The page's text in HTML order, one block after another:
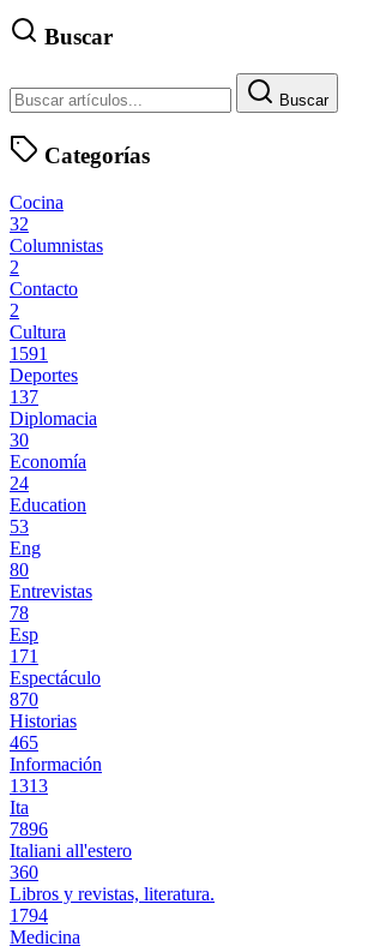
Buscar
Buscar
Categorías
Cocina
32
Columnistas
2
Contacto
2
Cultura
1591
Deportes
137
Diplomacia
30
Economía
24
Education
53
Eng
80
Entrevistas
78
Esp
171
Espectáculo
870
Historias
465
Información
1313
Ita
7896
Italiani all'estero
360
Libros y revistas, literatura.
1794
Medicina